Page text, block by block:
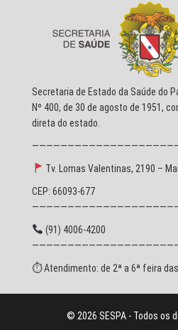
Secretaria de Estado da Saúde do
Nº 400, de 30 de agosto de 1951,
direta do estado.
Tv. Lomas Valentinas, 2190 –
CEP: 66093-677
(91) 4006-4200
⏱ Atendimento: de 2ª a 6ª feira das
© 2026 SESPA - Todos os